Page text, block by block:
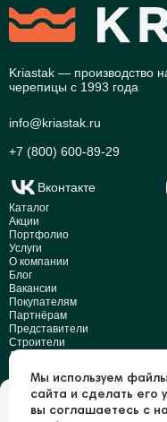
Это ваш город?
Мы используем файлы
сайта и сделать его
вы соглашаетесь с
Kriastak — производство
черепицы с 1993 года
info@kriastak.ru
+7 (800) 600-89-29
Вконтакте
Каталог
Акции
Портфолио
Услуги
О компании
Блог
Вакансии
Покупателям
Партнёрам
Представители
Строители
Дилеры
Раскрытие информации
© Kriastak, 2026